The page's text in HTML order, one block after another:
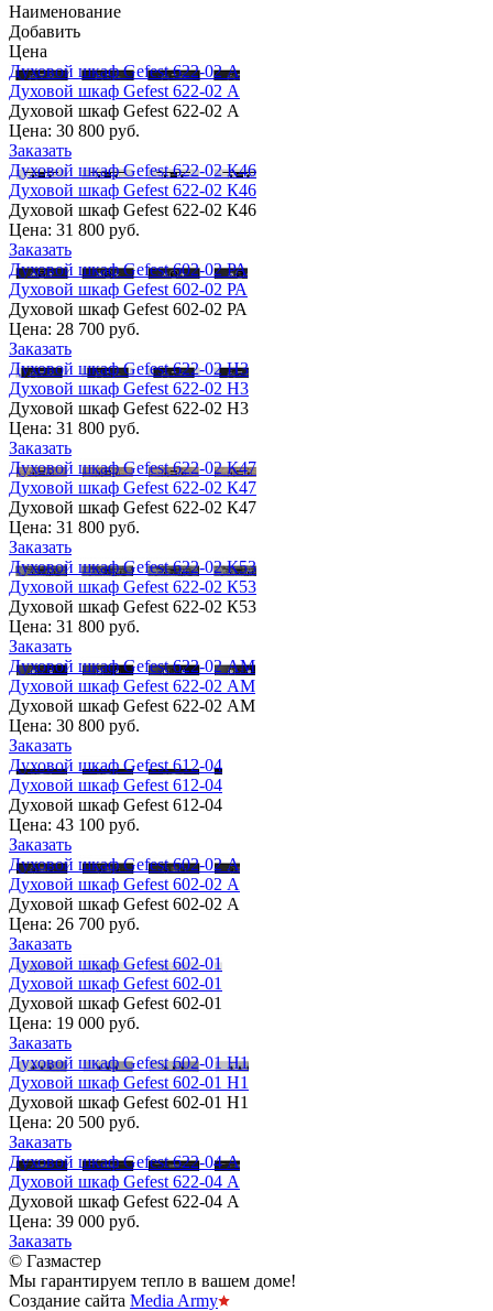
Наименование
Добавить
Цена
Духовой шкаф Gefest 622-02 А
Духовой шкаф Gefest 622-02 А
Духовой шкаф Gefest 622-02 А
Цена: 30 800 руб.
Заказать
Духовой шкаф Gefest 622-02 К46
Духовой шкаф Gefest 622-02 К46
Духовой шкаф Gefest 622-02 К46
Цена: 31 800 руб.
Заказать
Духовой шкаф Gefest 602-02 РА
Духовой шкаф Gefest 602-02 РА
Духовой шкаф Gefest 602-02 РА
Цена: 28 700 руб.
Заказать
Духовой шкаф Gefest 622-02 Н3
Духовой шкаф Gefest 622-02 Н3
Духовой шкаф Gefest 622-02 Н3
Цена: 31 800 руб.
Заказать
Духовой шкаф Gefest 622-02 К47
Духовой шкаф Gefest 622-02 К47
Духовой шкаф Gefest 622-02 К47
Цена: 31 800 руб.
Заказать
Духовой шкаф Gefest 622-02 К53
Духовой шкаф Gefest 622-02 К53
Духовой шкаф Gefest 622-02 К53
Цена: 31 800 руб.
Заказать
Духовой шкаф Gefest 622-02 АМ
Духовой шкаф Gefest 622-02 АМ
Духовой шкаф Gefest 622-02 АМ
Цена: 30 800 руб.
Заказать
Духовой шкаф Gefest 612-04
Духовой шкаф Gefest 612-04
Духовой шкаф Gefest 612-04
Цена: 43 100 руб.
Заказать
Духовой шкаф Gefest 602-02 А
Духовой шкаф Gefest 602-02 А
Духовой шкаф Gefest 602-02 А
Цена: 26 700 руб.
Заказать
Духовой шкаф Gefest 602-01
Духовой шкаф Gefest 602-01
Духовой шкаф Gefest 602-01
Цена: 19 000 руб.
Заказать
Духовой шкаф Gefest 602-01 Н1
Духовой шкаф Gefest 602-01 Н1
Духовой шкаф Gefest 602-01 Н1
Цена: 20 500 руб.
Заказать
Духовой шкаф Gefest 622-04 А
Духовой шкаф Gefest 622-04 А
Духовой шкаф Gefest 622-04 А
Цена: 39 000 руб.
Заказать
© Газмастер
Мы гарантируем тепло в вашем доме!
Создание сайта Media Army